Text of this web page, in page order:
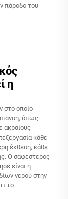
πάροδο του
η
στο οποίο
όπως
ακραίους
κάθε
έκθεση, κάθε
Ο σαφέστερος
είναι η
νερού στην
το